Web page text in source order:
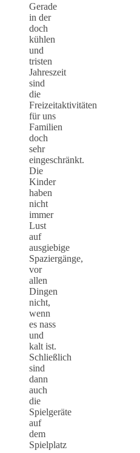
Gerade
in der
doch
kühlen
und
tristen
Jahreszeit
sind
die
Freizeitaktivitäten
für uns
Familien
doch
sehr
eingeschränkt.
Die
Kinder
haben
nicht
immer
Lust
auf
ausgiebige
Spaziergänge,
vor
allen
Dingen
nicht,
wenn
es nass
und
kalt ist.
Schließlich
sind
dann
auch
die
Spielgeräte
auf
dem
Spielplatz